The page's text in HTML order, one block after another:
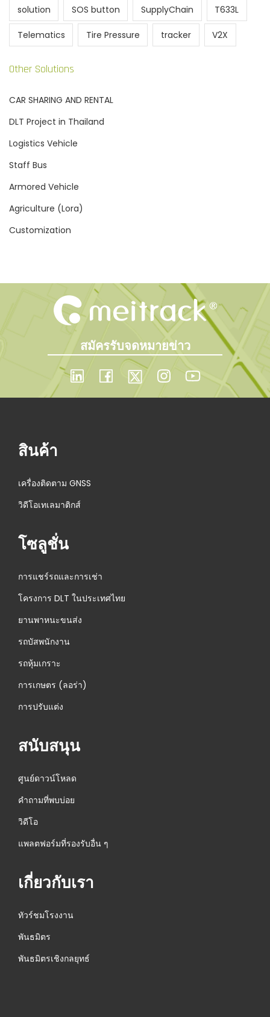
solution SOS button SupplyChain T633L
Telematics Tire Pressure tracker V2X
Other Solutions
CAR SHARING AND RENTAL
DLT Project in Thailand
Logistics Vehicle
Staff Bus
Armored Vehicle
Agriculture (Lora)
Customization
สมัครรับจดหมายข่าว
สินค้า
เครื่องติดตาม GNSS
วิดีโอเทเลมาติกส์
โซลูชั่น
การแชร์รถและการเช่า
โครงการ DLT ในประเทศไทย
ยานพาหนะขนส่ง
รถบัสพนักงาน
รถหุ้มเกราะ
การเกษตร (ลอร่า)
การปรับแต่ง
สนับสนุน
ศูนย์ดาวน์โหลด
คำถามที่พบบ่อย
วิดีโอ
แพลตฟอร์มที่รองรับอื่น ๆ
เกี่ยวกับเรา
ทัวร์ชมโรงงาน
พันธมิตร
พันธมิตรเชิงกลยุทธ์